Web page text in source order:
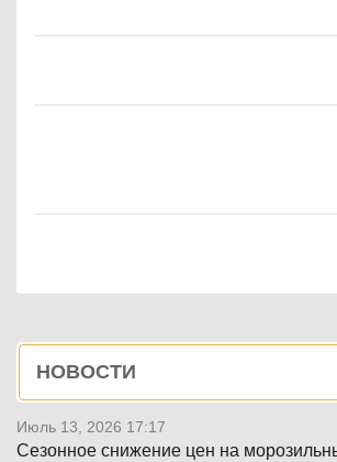
Боковая
панель
НОВОСТИ
Июль 13, 2026 17:17
Сезонное снижение цен на